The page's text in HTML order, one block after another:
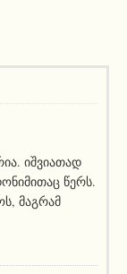
იშვიათად
წერს.
მაგრამ